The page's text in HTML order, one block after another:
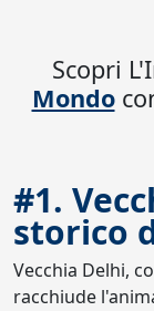
Scopri
Mondo
#1.
storico
Vecchia Delhi,
racchiude